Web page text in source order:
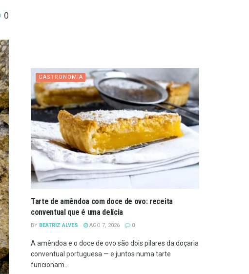
0
GASTRONOMIA
Tarte de amêndoa com doce de ovo: receita
conventual que é uma delícia
BY BEATRIZ ALVES AGO 7, 2026 0
A amêndoa e o doce de ovo são dois pilares da doçaria
conventual portuguesa — e juntos numa tarte
funcionam...